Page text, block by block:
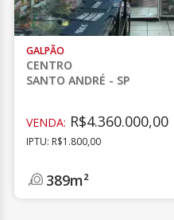
GALPÃO
CENTRO
SANTO ANDRÉ - SP
VENDA: R$4.360.000,00
IPTU: R$1.800,00
389m²